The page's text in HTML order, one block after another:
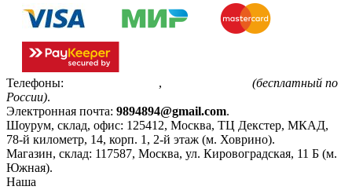
Телефоны: ,
(бесплатный по
России).
Электронная почта: 9894894@gmail.com.
Шоурум, склад, офис: 125412, Москва, ТЦ Декстер, МКАД,
78-й километр, 14, корп. 1, 2-й этаж (м. Ховрино).
Магазин, склад: 117587, Москва, ул. Кировоградская, 11 Б (м.
Южная).
Наша